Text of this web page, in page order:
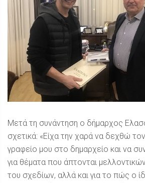
Μετά τη συνάντηση ο δήμαρχος
σχετικά: «Είχα την χαρά να δεχθώ
γραφείο μου στο δημαρχείο και να
για θέματα που άπτονται
του σχεδίων, αλλά και για το πώς ο